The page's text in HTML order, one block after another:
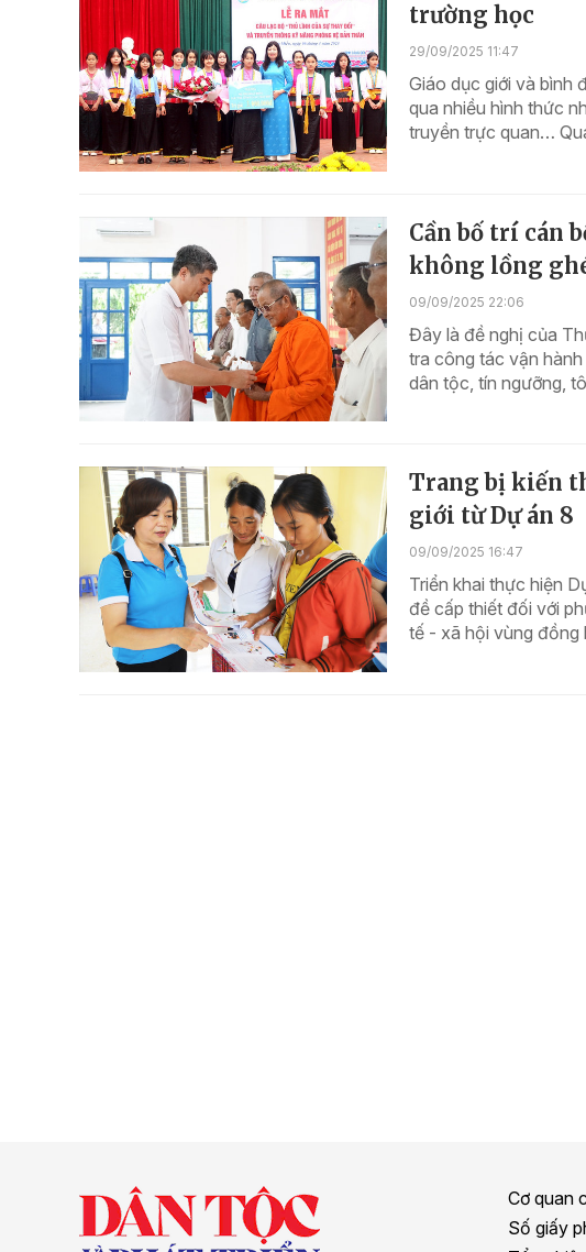
trường học
29/09/2025 11:47
Giáo dục giới và bình
qua nhiều hình thức
truyền trực quan…
Cần bố trí cán
không lồng
09/09/2025 22:06
Đây là đề nghị của
tra công tác vận
dân tộc, tín ngưỡng,
Trang bị kiến
giới từ Dự án 8
09/09/2025 16:47
Triển khai thực hiện
đề cấp thiết đối với
tế - xã hội vùng đồng
Cơ quan
Số giấy